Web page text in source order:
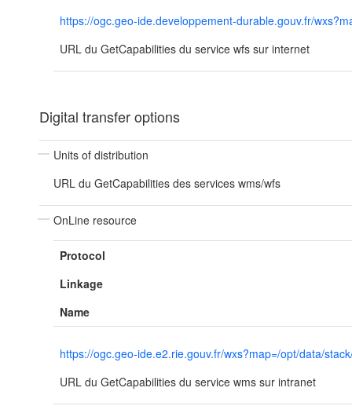
https://ogc.geo-ide.developpement-durable.gouv.fr/
URL du GetCapabilities du service wfs sur internet
Digital transfer options
Units of distribution
URL du GetCapabilities des services wms/wfs
OnLine resource
Protocol
Linkage
Name
https://ogc.geo-ide.e2.rie.gouv.fr/wxs?map=/opt/data/
URL du GetCapabilities du service wms sur intranet